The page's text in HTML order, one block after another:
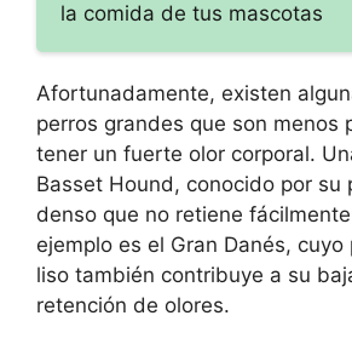
la comida de tus mascotas
Afortunadamente, existen
perros grandes que son menos
tener un fuerte olor corporal.
Basset Hound, conocido por su
denso que no retiene
ejemplo es el Gran Danés,
liso también contribuye a su
retención de olores.